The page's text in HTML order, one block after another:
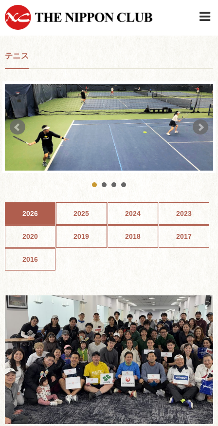
テニス
2026 2025 2024 2023
2020 2019 2018 2017
2016
日本クラブメンバーログイン
連絡先・駐車場
はじめてご利用の方はこちら
›